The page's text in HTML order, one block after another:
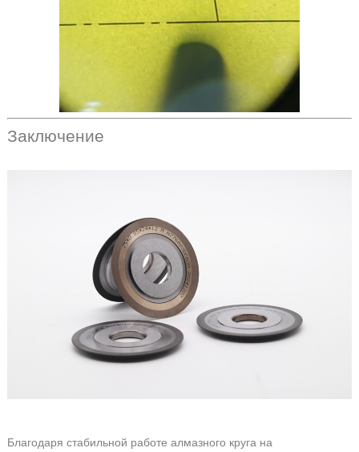
Заключение
Благодаря стабильной работе алмазного круга на